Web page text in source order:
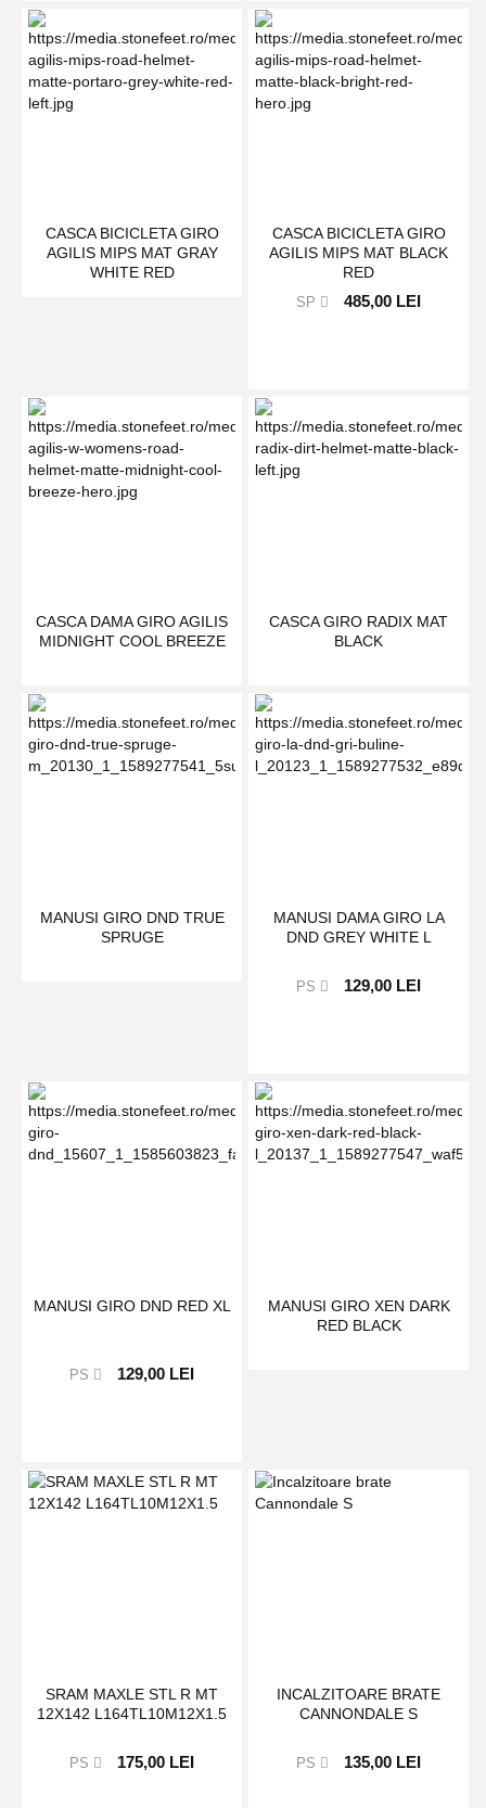
CASCA BICICLETA GIRO
AGILIS MIPS MAT GRAY
WHITE RED
CASCA BICICLETA GIRO
AGILIS MIPS MAT BLACK
RED
SP 485,00 LEI
CASCA DAMA GIRO AGILIS
MIDNIGHT COOL BREEZE
CASCA GIRO RADIX MAT
BLACK
MANUSI GIRO DND TRUE
SPRUGE
MANUSI DAMA GIRO LA
DND GREY WHITE L
PS 129,00 LEI
MANUSI GIRO DND RED XL
PS 129,00 LEI
MANUSI GIRO XEN DARK
RED BLACK
SRAM MAXLE STL R MT
12X142 L164TL10M12X1.5
PS 175,00 LEI
INCALZITOARE BRATE
CANNONDALE S
PS 135,00 LEI